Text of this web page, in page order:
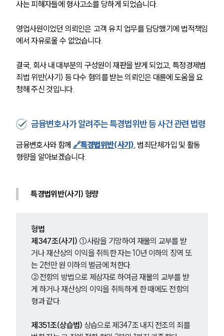
사는 피해자들에 형사고소를 당하게 되었습니다.
영업사원이었던 의뢰인은 고객 유치 업무를 담당했기에 법적책임
에서 자유로울 수 없었습니다.
결국, 회사 내 대부분의 구성원이 재판을 받게 되었고, 특정경제범
죄법 위반(사기) 등 다수 혐의를 받는 의뢰인은 대륜에 도움을 요
청해 주신 것입니다.
금융변호사가 알려주는 특경법위반 등 사건 관련 법령
금융변호사와 함께 🔗특경법위반(사기), 범죄단체가입 및 활동
형량을 알아보겠습니다.
특경법위반(사기) 형량
형법
제347조(사기) ①사람을 기망하여 재물의 교부를 받
거나 재산상의 이익을 취득한 자는 10년 이하의 징역 또
는 2천만 원 이하의 벌금에 처한다.
②전항의 방법으로 제삼자로 하여금 재물의 교부를 받
게 하거나 재산상의 이익을 취득하게 한 때에도 전항의
형과 같다.
제351조(상습범) 상습으로 제347조 내지 전조의 죄를